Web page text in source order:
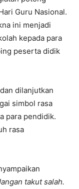
Guru Nasional.
ini menjadi
kepada para
peserta didik
dilanjutkan
simbol rasa
para pendidik.
rasa
takut salah.